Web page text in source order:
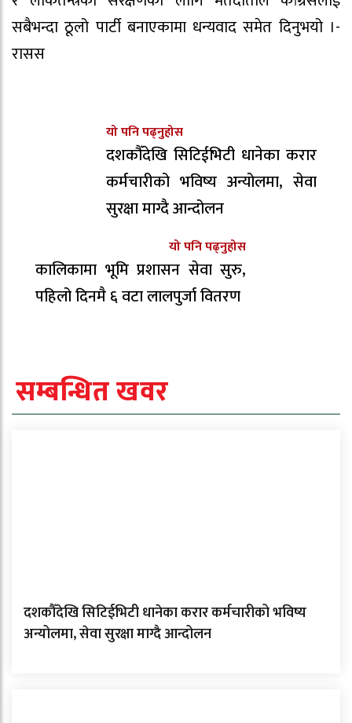
सबैभन्दा ठूलो पार्टी बनाएकामा धन्यवाद समेत दिनुभयो ।-
रासस
यो पनि पढ्नुहोस
दशकौँदेखि सिटिईभिटी धानेका करार
कर्मचारीको भविष्य अन्योलमा, सेवा
सुरक्षा माग्दै आन्दोलन
यो पनि पढ्नुहोस
कालिकामा भूमि प्रशासन सेवा सुरु,
पहिलो दिनमै ६ वटा लालपुर्जा वितरण
सम्बन्धित खवर
दशकौँदेखि सिटिईभिटी धानेका करार कर्मचारीको भविष्य
अन्योलमा, सेवा सुरक्षा माग्दै आन्दोलन